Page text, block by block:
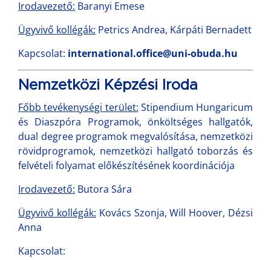
Irodavezető: Baranyi Emese
Ügyvivő kollégák: Petrics Andrea, Kárpáti Bernadett
Kapcsolat: international.office@uni-obuda.hu
Nemzetközi Képzési Iroda
Főbb tevékenységi terület: Stipendium Hungaricum
és Diaszpóra Programok, önköltséges hallgatók,
dual degree programok megvalósítása, nemzetközi
rövidprogramok, nemzetközi hallgató toborzás és
felvételi folyamat előkészítésének koordinációja
Irodavezető: Butora Sára
Ügyvivő kollégák: Kovács Szonja, Will Hoover, Dézsi
Anna
Kapcsolat: